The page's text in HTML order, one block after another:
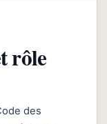
rôle
des